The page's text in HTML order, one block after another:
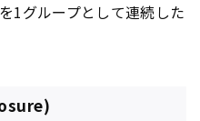
を1グループとして連続した